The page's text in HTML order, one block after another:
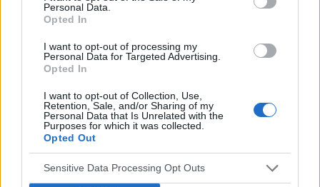
Personal Data.
Opted In
I want to opt-out of processing my
Personal Data for Targeted Advertising.
Opted In
I want to opt-out of Collection, Use,
Retention, Sale, and/or Sharing of my
Personal Data that Is Unrelated with the
Purposes for which it was collected.
Opted Out
Sensitive Data Processing Opt Outs
Zmiana na paznokciu , czerniak ? Siniak ?
Witam , na palcu zrobiło mi się coś takiego ? Jeszcze
paznokcia i dzisiaj to zobaczyłam . Ostatnio miałam
na sobie w pracy za ciasne buty ? Moż...